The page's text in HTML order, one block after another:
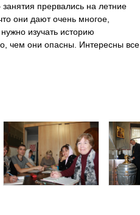
прервались на летние
они дают очень многое,
изучать историю
чем они опасны. Интересны все